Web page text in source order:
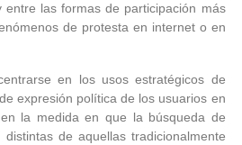
las formas de participación más
de protesta en internet o en
en los usos estratégicos de
expresión política de los usuarios en
la medida en que la búsqueda de
de aquellas tradicionalmente